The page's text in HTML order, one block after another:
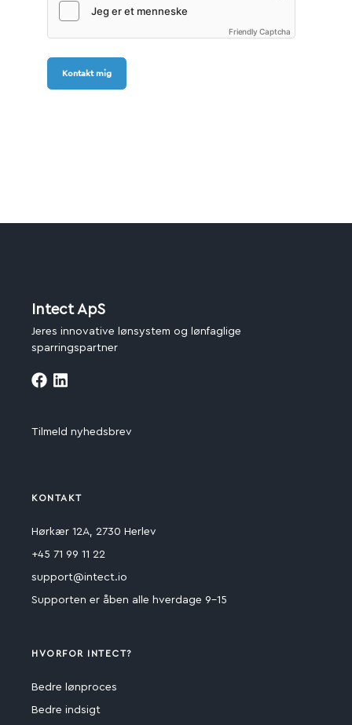
Friendly Captcha
Kontakt mig
Intect ApS
Jeres innovative lønsystem og lønfaglige
sparringspartner
Tilmeld nyhedsbrev
KONTAKT
Hørkær 12A, 2730 Herlev
+45 71 99 11 22
support@intect.io
Supporten er åben alle hverdage 9-15
HVORFOR INTECT?
Bedre lønproces
Bedre indsigt